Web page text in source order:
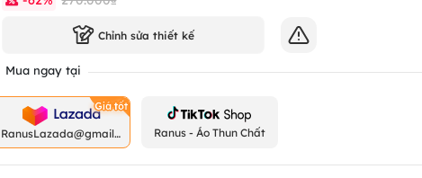
Chỉnh sửa thiết kế
Mua ngay tại
RanusLazada@gmail.
com
Ranus - Áo Thun Chất